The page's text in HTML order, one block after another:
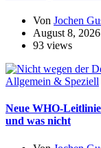
Von Jochen
August 8, 2026
93 views
Allgemein & Speziell
Neue WHO-
und was nicht